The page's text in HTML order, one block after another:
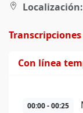
Localización:
Transcripciones
Con línea
00:00 - 00:25